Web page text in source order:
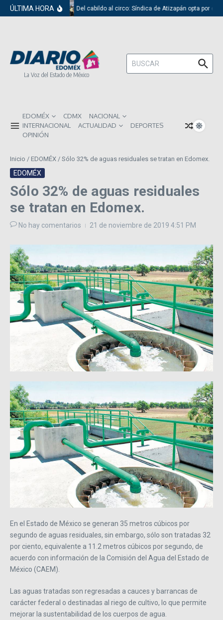
Saltar al contenido
ÚLTIMA HORA Del cabildo al circo: Síndica de Atizapán opta por el
La Voz del Estado de México
Buscar:
EDOMÉX CDMX
NACIONAL
INTERNACIONAL
ACTUALIDAD
DEPORTES
OPINIÓN
Inicio / EDOMÉX / Sólo 32% de aguas residuales se tratan en Edomex.
EDOMÉX
Sólo 32% de aguas residuales
se tratan en Edomex.
No hay comentarios 21 de noviembre de 2019 4:51 PM
En el Estado de México se generan 35 metros cúbicos por
segundo de aguas residuales, sin embargo, sólo son tratadas 32
por ciento, equivalente a 11.2 metros cúbicos por segundo, de
acuerdo con información de la Comisión del Agua del Estado de
México (CAEM).
Las aguas tratadas son regresadas a cauces y barrancas de
carácter federal o destinadas al riego de cultivo, lo que permite
mejorar la sustentabilidad de los cuerpos de agua.